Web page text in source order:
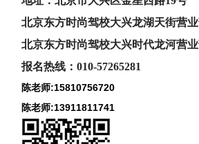
北京东方时尚驾校大兴龙湖天街营
北京东方时尚驾校大兴时代龙河营
报名热线：010-57265281
陈老师:15810756720
陈老师:13911811741